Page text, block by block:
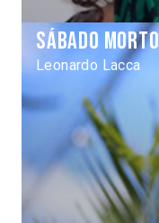
Sábado Morto
Leonardo Lacca